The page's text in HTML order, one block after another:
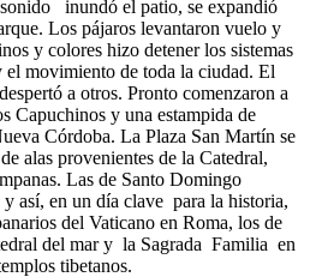
inundó el patio, se expandió
Los pájaros levantaron vuelo y
y colores hizo detener los sistemas
el movimiento de toda la ciudad. El
a otros. Pronto comenzaron a
Capuchinos y una estampida de
Córdoba. La Plaza San Martín se
alas provenientes de la Catedral,
Las de Santo Domingo
así, en un día clave para la historia,
del Vaticano en Roma, los de
del mar y la Sagrada Familia en
tibetanos.